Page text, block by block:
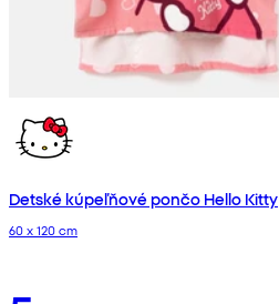
Detské kúpeľňové pončo Hello Kitty
60 x 120 cm